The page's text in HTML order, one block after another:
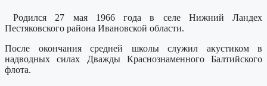
Родился 27 мая 1966 года в селе Нижний Ландех
Пестяковского района Ивановской области.
После окончания средней школы служил акустиком в
надводных силах Дважды Краснознаменного Балтийского
флота.